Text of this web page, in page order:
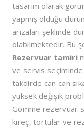
tasarım olarak
yapmış olduğu
arızaları şeklinde
olabilmektedir. Bu
Rezervuar tamiri
ve servis
takdirde can can
yüksek değişik
Gömme rezervuar
kireç, tortular ve